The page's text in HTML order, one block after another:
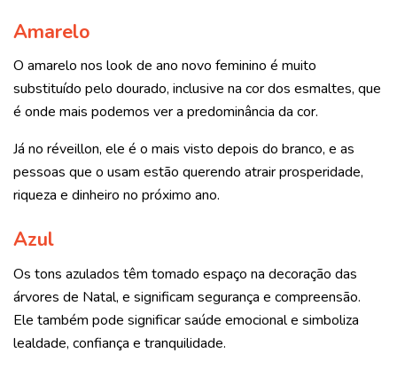
Amarelo
O amarelo nos look de ano novo feminino é muito
substituído pelo dourado, inclusive na cor dos esmaltes, que
é onde mais podemos ver a predominância da cor.
Já no réveillon, ele é o mais visto depois do branco, e as
pessoas que o usam estão querendo atrair prosperidade,
riqueza e dinheiro no próximo ano.
Azul
Os tons azulados têm tomado espaço na decoração das
árvores de Natal, e significam segurança e compreensão.
Ele também pode significar saúde emocional e simboliza
lealdade, confiança e tranquilidade.